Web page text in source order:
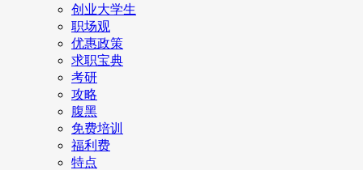
创业大学生
职场观
优惠政策
求职宝典
考研
攻略
腹黑
免费培训
福利费
特点